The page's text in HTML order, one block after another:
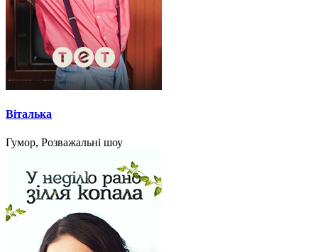
Віталька
Гумор, Розважальні шоу